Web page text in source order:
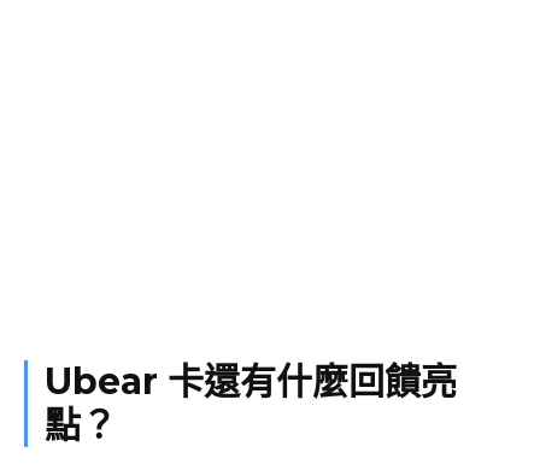
Ubear 卡還有什麼回饋亮
點？